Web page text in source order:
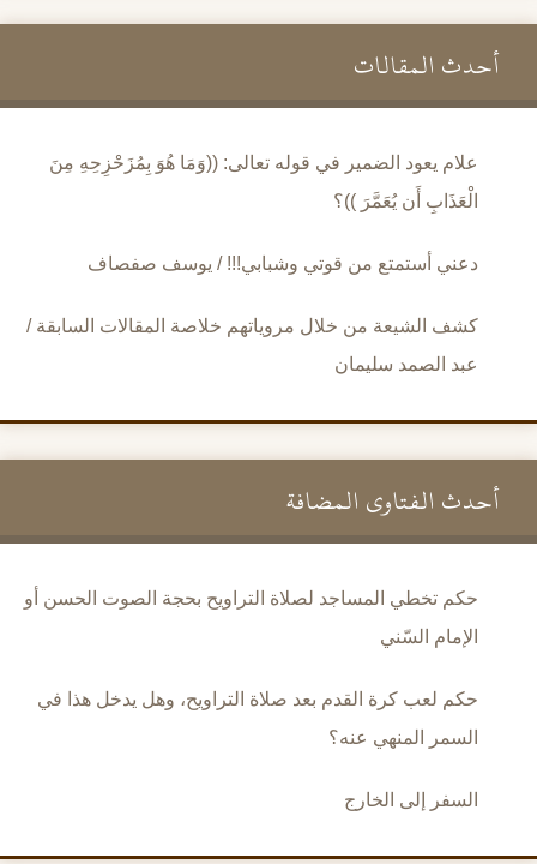
أحدث المقالات
علام يعود الضمير في قوله تعالى: ((وَمَا هُوَ بِمُزَحْزِحِهِ مِنَ
الْعَذَابِ أَن يُعَمَّرَ ))؟
دعني أستمتع من قوتي وشبابي!!! / يوسف صفصاف
كشف الشيعة من خلال مروياتهم خلاصة المقالات السابقة /
عبد الصمد سليمان
أحدث الفتاوى المضافة
حكم تخطي المساجد لصلاة التراويح بحجة الصوت الحسن أو
الإمام السّني
حكم لعب كرة القدم بعد صلاة التراويح، وهل يدخل هذا في
السمر المنهي عنه؟
السفر إلى الخارج